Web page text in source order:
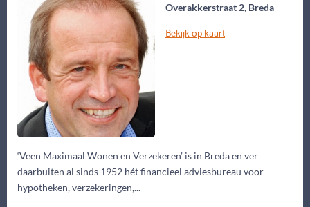
Overakkerstraat 2, Breda
Bekijk op kaart
‘Veen Maximaal Wonen en Verzekeren’ is in Breda en ver
daarbuiten al sinds 1952 hét financieel adviesbureau voor
hypotheken, verzekeringen,...